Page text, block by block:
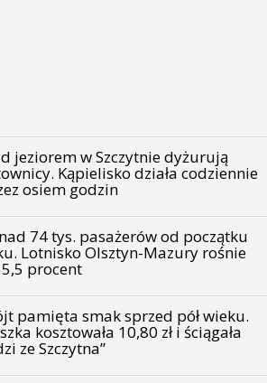
jeziorem w Szczytnie dyżurują
Kąpielisko działa codziennie
osiem godzin
74 tys. pasażerów od początku
Lotnisko Olsztyn-Mazury rośnie
procent
pamięta smak sprzed pół wieku.
kosztowała 10,80 zł i ściągała
ze Szczytna”